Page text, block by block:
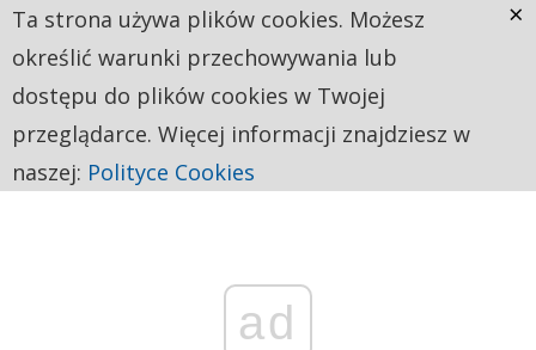
ad
Ta strona używa plików cookies. Możesz
określić warunki przechowywania lub
dostępu do plików cookies w Twojej
przeglądarce. Więcej informacji znajdziesz w
naszej: Polityce Cookies
×